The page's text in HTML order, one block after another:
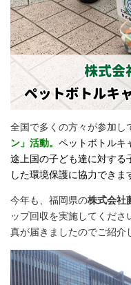
全国で多くの方々が参加し
ン」活動。 ペットボトルキ
途上国の子ども達に対する
した環境保護に協力できま
今年も、福岡県の株式会社
ップ回収を実施してくだ
真が届きましたのでご紹介